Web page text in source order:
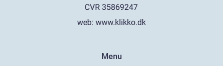
web: www.klikko.dk
Menu